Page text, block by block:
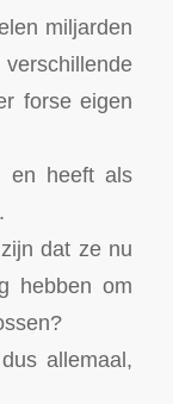
miljarden
forse eigen
en heeft als
dat ze nu
hebben om
allemaal,